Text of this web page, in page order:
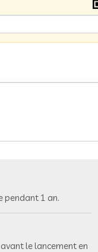
pendant 1 an.
le lancement en